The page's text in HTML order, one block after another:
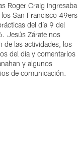
Roger Craig ingresaba
los San Francisco 49ers
del día 9 del
Jesús Zárate nos
de las actividades, los
del día y comentarios
y algunos
de comunicación.